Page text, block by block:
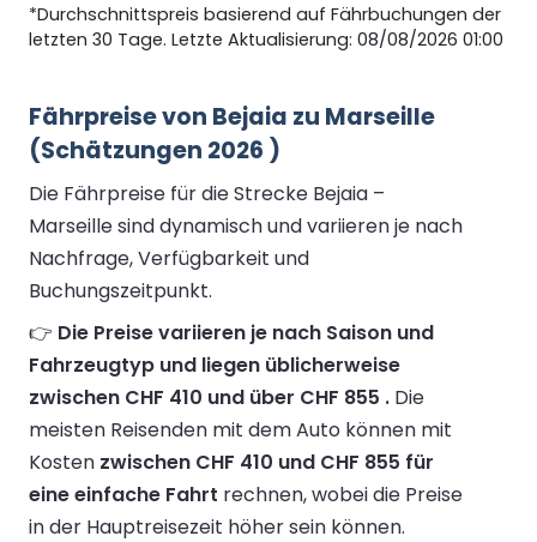
*Durchschnittspreis basierend auf Fährbuchungen der
letzten 30 Tage. Letzte Aktualisierung: 08/08/2026 01:00
Fährpreise von Bejaia zu Marseille
(Schätzungen 2026 )
Die Fährpreise für die Strecke Bejaia –
Marseille sind dynamisch und variieren je nach
Nachfrage, Verfügbarkeit und
Buchungszeitpunkt.
👉 Die Preise variieren je nach Saison und
Fahrzeugtyp und liegen üblicherweise
zwischen CHF 410 und über CHF 855 . Die
meisten Reisenden mit dem Auto können mit
Kosten zwischen CHF 410 und CHF 855 für
eine einfache Fahrt rechnen, wobei die Preise
in der Hauptreisezeit höher sein können.